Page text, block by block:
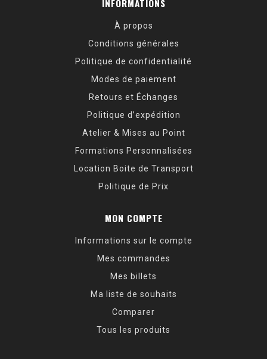
INFORMATIONS
À propos
Conditions générales
Politique de confidentialité
Modes de paiement
Retours et Échanges
Politique d’expédition
Atelier & Mises au Point
Formations Personnalisées
Location Boite de Transport
Politique de Prix
MON COMPTE
Informations sur le compte
Mes commandes
Mes billets
Ma liste de souhaits
Comparer
Tous les produits